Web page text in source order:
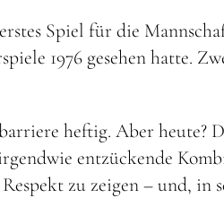
Spiel für die
1976 gesehen hatte.
heftig. Aber
entzückende
zu zeigen – und, in